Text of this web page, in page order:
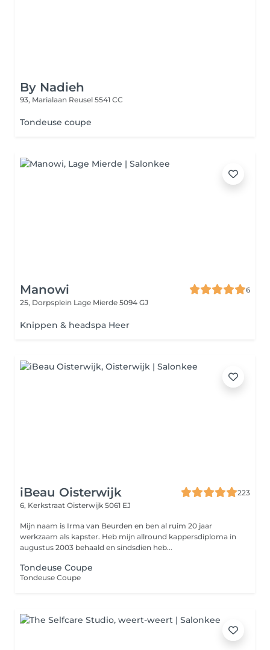
By Nadieh
93, Marialaan Reusel 5541 CC
Tondeuse coupe
Manowi
6
25, Dorpsplein Lage Mierde 5094 GJ
Knippen & headspa Heer
iBeau Oisterwijk
223
6, Kerkstraat Oisterwijk 5061 EJ
Mijn naam is Irma van Beurden en ben al ruim 20 jaar
werkzaam als kapster. Heb mijn allround kappersdiploma in
augustus 2003 behaald en sindsdien heb...
Tondeuse Coupe
Tondeuse Coupe